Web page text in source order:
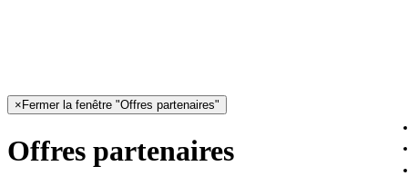
× Fermer la fenêtre "Offres partenaires"
Offres partenaires